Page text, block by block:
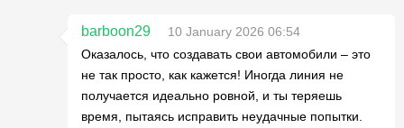
barboon29
10 January 2026 06:54
Оказалось, что создавать свои автомобили – это
не так просто, как кажется! Иногда линия не
получается идеально ровной, и ты теряешь
время, пытаясь исправить неудачные попытки.